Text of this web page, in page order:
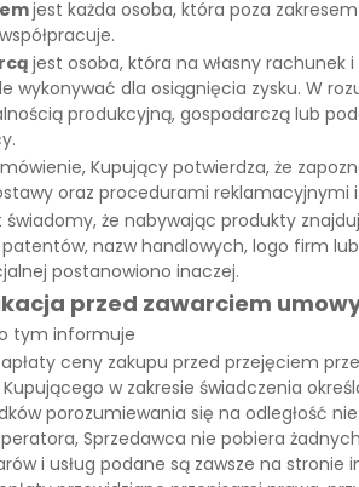
jest każda osoba, która poza
jest osoba, która na własny rachunek
wykonywać dla osiągnięcia zysku. W
produkcyjną, gospodarczą lub
Kupujący potwierdza, że
oraz procedurami reklamacyjnymi
świadomy, że nabywając produkty
nazw handlowych, logo firm
postanowiono inaczej.
przed zawarciem
tym informuje
ceny zakupu przed przejęciem
w zakresie świadczenia
porozumiewania się na odległość
Sprzedawca nie pobiera
i usług podane są zawsze na